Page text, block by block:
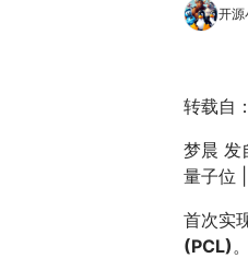
开源
转载自
梦晨 发
量子位
首次实
(PCL)。